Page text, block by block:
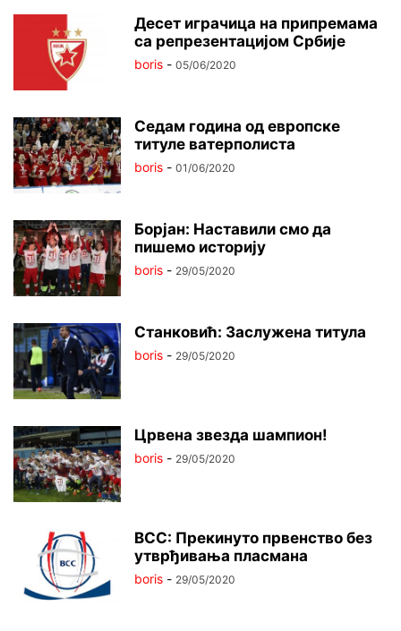
Десет играчица на припремама
са репрезентацијом Србије
boris - 05/06/2020
Седам година од европске
титуле ватерполиста
boris - 01/06/2020
Борјан: Наставили смо да
пишемо историју
boris - 29/05/2020
Станковић: Заслужена титула
boris - 29/05/2020
Црвена звезда шампион!
boris - 29/05/2020
ВСС: Прекинуто првенство без
утврђивања пласмана
boris - 29/05/2020